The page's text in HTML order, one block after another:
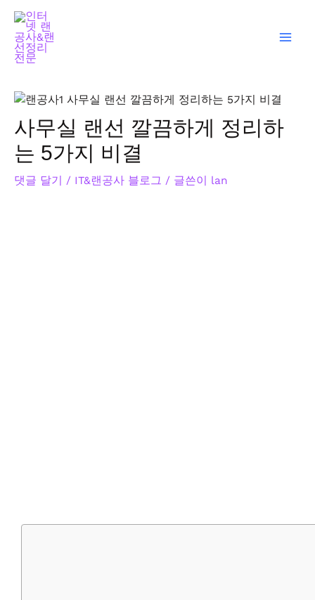
사무실 랜선 깔끔하게 정리하
는 5가지 비결
댓글 달기 / IT&랜공사 블로그 / 글쓴이 lan
탐
색